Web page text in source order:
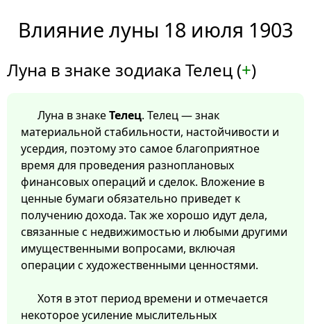
Влияние луны 18 июля 1903
Луна в знаке зодиака Телец (+)
Луна в знакеТелец. Телец — знак
материальной стабильности, настойчивости и
усердия, поэтому это самое благоприятное
время для проведения разноплановых
финансовых операций и сделок. Вложение в
ценные бумаги обязательно приведет к
получению дохода. Так же хорошо идут дела,
связанные с недвижимостью и любыми другими
имущественными вопросами, включая
операции с художественными ценностями.
Хотя в этот период времени и отмечается
некоторое усиление мыслительных